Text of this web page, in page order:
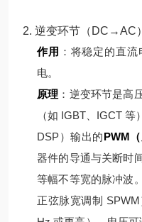
2. 逆变环节（DC→AC）
作用 ：将稳定的直
电。
原理 ： 逆变环节是高
（如 IGBT、IGCT
DSP）输出的PWM
器件的导通与关断时
等幅不等宽的脉冲波。
正弦脉宽调制